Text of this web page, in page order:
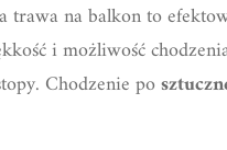
trawa na balkon to
i możliwość
Chodzenie po